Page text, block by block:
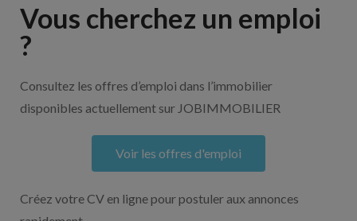
Vous cherchez un emploi
?
Consultez les offres d’emploi dans l’immobilier
disponibles actuellement sur JOBIMMOBILIER
Voir les offres d'emploi
Créez votre CV en ligne pour postuler aux annonces